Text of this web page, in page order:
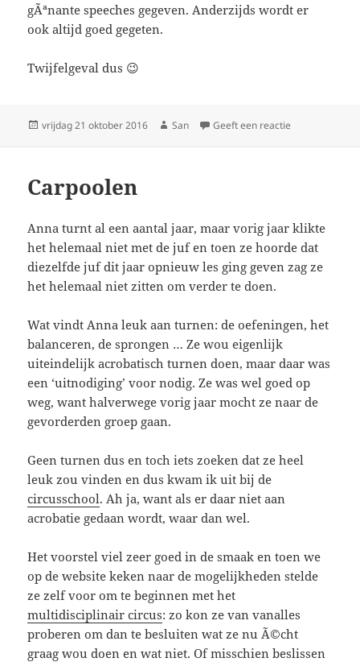
gÃªnante speeches gegeven. Anderzijds wordt er
ook altijd goed gegeten.
Twijfelgeval dus 😉
Geplaatst
vrijdag 21 oktober 2016 Auteur
San Geeft een reactie
Carpoolen
Anna turnt al een aantal jaar, maar vorig jaar klikte
het helemaal niet met de juf en toen ze hoorde dat
diezelfde juf dit jaar opnieuw les ging geven zag ze
het helemaal niet zitten om verder te doen.
Wat vindt Anna leuk aan turnen: de oefeningen, het
balanceren, de sprongen … Ze wou eigenlijk
uiteindelijk acrobatisch turnen doen, maar daar was
een ‘uitnodiging’ voor nodig. Ze was wel goed op
weg, want halverwege vorig jaar mocht ze naar de
gevorderden groep gaan.
Geen turnen dus en toch iets zoeken dat ze heel
leuk zou vinden en dus kwam ik uit bij de
circusschool. Ah ja, want als er daar niet aan
acrobatie gedaan wordt, waar dan wel.
Het voorstel viel zeer goed in de smaak en toen we
op de website keken naar de mogelijkheden stelde
ze zelf voor om te beginnen met het
multidisciplinair circus: zo kon ze van vanalles
proberen om dan te besluiten wat ze nu Ã©cht
graag wou doen en wat niet. Of misschien beslissen